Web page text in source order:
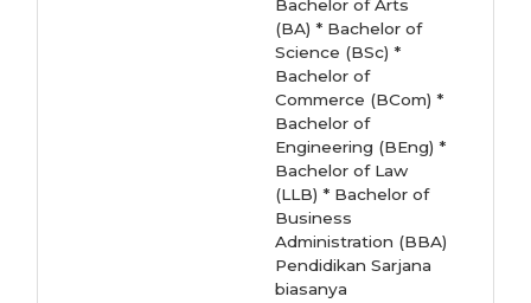
Bachelor of Arts
(BA) * Bachelor of
Science (BSc) *
Bachelor of
Commerce (BCom) *
Bachelor of
Engineering (BEng) *
Bachelor of Law
(LLB) * Bachelor of
Business
Administration (BBA)
Pendidikan Sarjana
biasanya